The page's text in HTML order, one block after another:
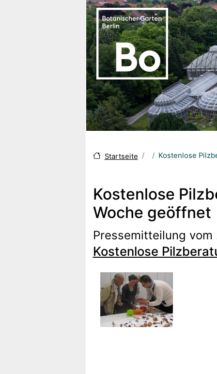
Startseite Kostenlose
Kostenlose
Woche geöffnet
Pressemitteilung
Kostenlose